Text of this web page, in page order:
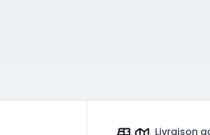
Livraison